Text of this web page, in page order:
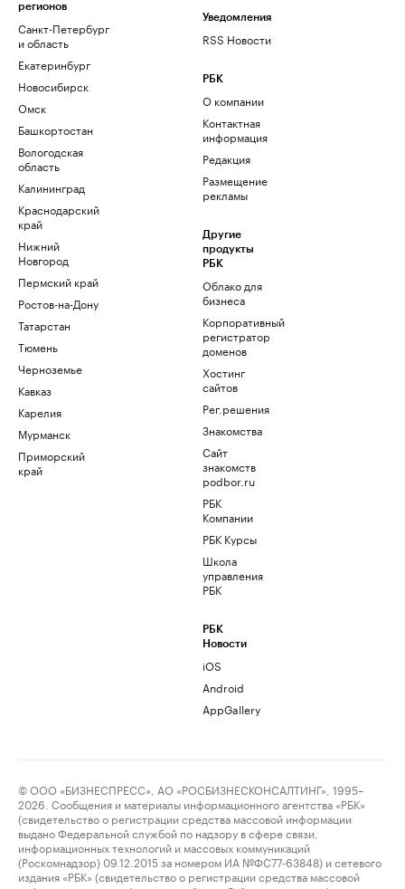
регионов
Санкт-Петербург
и область
Екатеринбург
Новосибирск
Омск
Башкортостан
Вологодская
область
Калининград
Краснодарский
край
Нижний
Новгород
Пермский край
Ростов-на-Дону
Татарстан
Тюмень
Черноземье
Кавказ
Карелия
Мурманск
Приморский
край
Уведомления
RSS Новости
РБК
О компании
Контактная
информация
Редакция
Размещение
рекламы
Другие
продукты
РБК
Облако для
бизнеса
Корпоративный
регистратор
доменов
Хостинг
сайтов
Рег.решения
Знакомства
Сайт
знакомств
podbor.ru
РБК
Компании
РБК Курсы
Школа
управления
РБК
РБК
Новости
iOS
Android
AppGallery
© ООО «БИЗНЕСПРЕСС», АО «РОСБИЗНЕСКОНСАЛТИНГ», 1995–
2026. Сообщения и материалы информационного агентства «РБК»
(свидетельство о регистрации средства массовой информации
выдано Федеральной службой по надзору в сфере связи,
информационных технологий и массовых коммуникаций
(Роскомнадзор) 09.12.2015 за номером ИА №ФС77-63848) и сетевого
издания «РБК» (свидетельство о регистрации средства массовой